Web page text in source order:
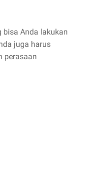
bisa Anda lakukan
juga harus
perasaan